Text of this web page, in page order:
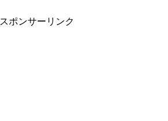
スポンサーリンク